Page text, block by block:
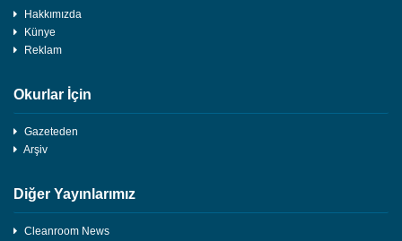
Hakkımızda
Künye
Reklam
Okurlar İçin
Gazeteden
Arşiv
Diğer Yayınlarımız
Cleanroom News